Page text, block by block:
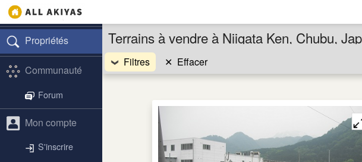
Propriétés
Communauté
Forum
Mon compte
S'inscrire
Terrains à vendre à Niigata Ken, Chubu,
Filtres ✕ Effacer